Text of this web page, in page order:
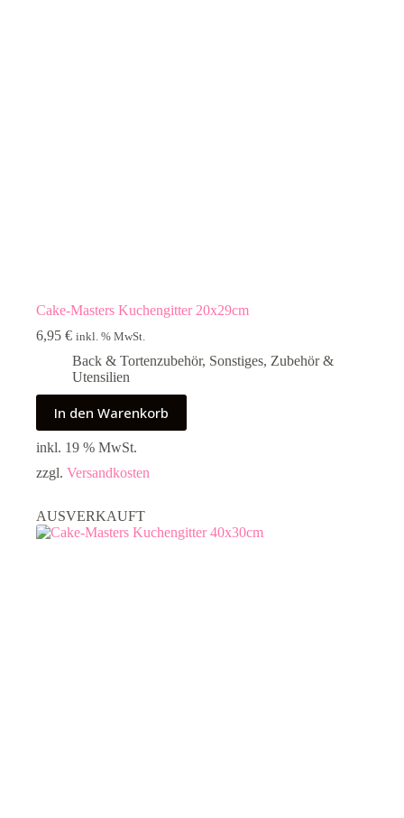
Cake-Masters Kuchengitter 20x29cm
6,95 € inkl. % MwSt.
Back & Tortenzubehör, Sonstiges, Zubehör &
Utensilien
In den Warenkorb
inkl. 19 % MwSt.
zzgl. Versandkosten
AUSVERKAUFT